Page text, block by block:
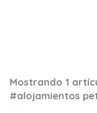
Mostrando 1
#alojamientos